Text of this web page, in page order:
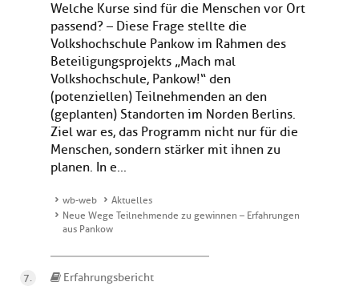
Welche Kurse sind für die Menschen vor Ort
passend? – Diese Frage stellte die
Volkshochschule Pankow im Rahmen des
Beteiligungsprojekts „Mach mal
Volkshochschule, Pankow!“ den
(potenziellen) Teilnehmenden an den
(geplanten) Standorten im Norden Berlins.
Ziel war es, das Programm nicht nur für die
Menschen, sondern stärker mit ihnen zu
planen. In e...
wb-web
Aktuelles
Neue Wege Teilnehmende zu gewinnen – Erfahrungen
aus Pankow
Erfahrungsbericht